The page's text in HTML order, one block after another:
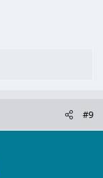
#9